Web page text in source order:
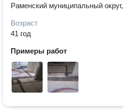
Раменский муниципальный округ,
Возраст
41 год
Примеры работ